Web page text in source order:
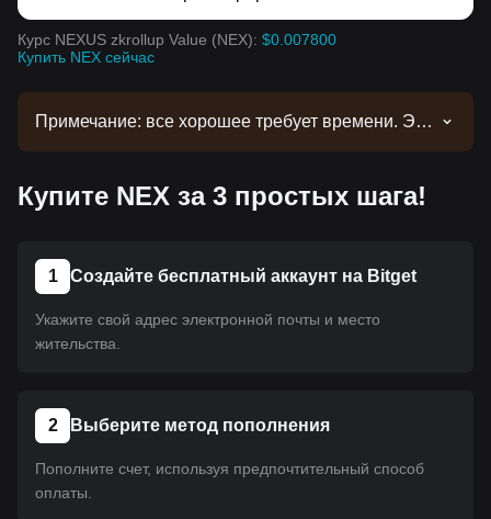
Курс NEXUS zkrollup Value (NEX): $0.007800
Купить NEX сейчас
Примечание: все хорошее требует времени. Эта
обновлениях листинга. Как только она появится
применимо ко всем криптовалютам,
размещенным на Bitget.
Купите NEX за 3 простых шага!
1 Создайте бесплатный аккаунт на Bitget
Укажите свой адрес электронной почты и место
жительства.
2 Выберите метод пополнения
Пополните счет, используя предпочтительный способ
оплаты.